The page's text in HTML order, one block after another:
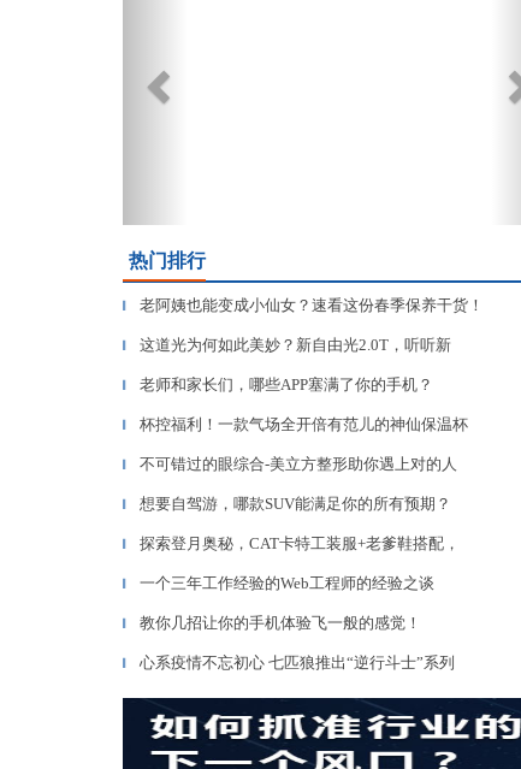
热门排行
▎ 老阿姨也能变成小仙女？速看这份春季保养干货！
▎ 这道光为何如此美妙？新自由光2.0T，听听新
▎ 老师和家长们，哪些APP塞满了你的手机？
▎ 杯控福利！一款气场全开倍有范儿的神仙保温杯
▎ 不可错过的眼综合-美立方整形助你遇上对的人
▎ 想要自驾游，哪款SUV能满足你的所有预期？
▎ 探索登月奥秘，CAT卡特工装服+老爹鞋搭配，
▎ 一个三年工作经验的Web工程师的经验之谈
▎ 教你几招让你的手机体验飞一般的感觉！
▎ 心系疫情不忘初心 七匹狼推出“逆行斗士”系列